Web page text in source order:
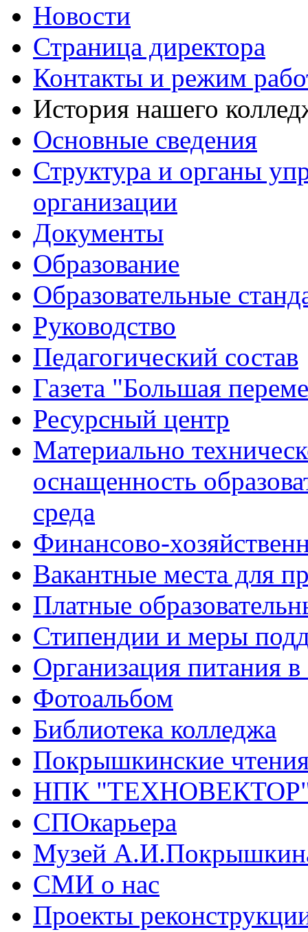
Новости
Страница директора
Контакты и режим
История нашего
Основные сведения
Структура и органы
организации
Документы
Образование
Образовательные
Руководство
Педагогический состав
Газета "Большая
Ресурсный центр
Материально
оснащенность
среда
Финансово-
Вакантные места для
Платные
Стипендии и меры
Организация питания в
Фотоальбом
Библиотека колледжа
Покрышкинские
НПК
СПОкарьера
Музей
СМИ о нас
Проекты